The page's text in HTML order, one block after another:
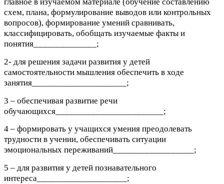
схем, плана, формулирование выводов или контрольных
вопросов), формирование умений сравнивать,
классифицировать, обобщать изучаемые факты и
понятия______________;
2- для решения задачи развития у детей
самостоятельности мышления обеспечить в ходе
занятия_____________________;
3 – обеспечивая развитие речи
обучающихся________________________;
4 – формировать у учащихся умения преодолевать
трудности в учении, обеспечивать ситуации
эмоциональных переживаний__________________;
5 – для развития у детей познавательного
интереса____________________;